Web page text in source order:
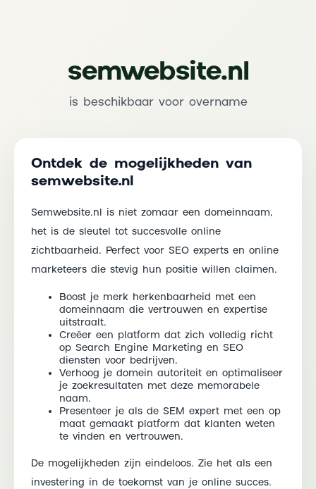
semwebsite.nl
is beschikbaar voor overname
Ontdek de mogelijkheden van
semwebsite.nl
Semwebsite.nl is niet zomaar een domeinnaam,
het is de sleutel tot succesvolle online
zichtbaarheid. Perfect voor SEO experts en online
marketeers die stevig hun positie willen claimen.
Boost je merk herkenbaarheid met een
domeinnaam die vertrouwen en expertise
uitstraalt.
Creëer een platform dat zich volledig richt
op Search Engine Marketing en SEO
diensten voor bedrijven.
Verhoog je domein autoriteit en optimaliseer
je zoekresultaten met deze memorabele
naam.
Presenteer je als de SEM expert met een op
maat gemaakt platform dat klanten weten
te vinden en vertrouwen.
De mogelijkheden zijn eindeloos. Zie het als een
investering in de toekomst van je online succes.